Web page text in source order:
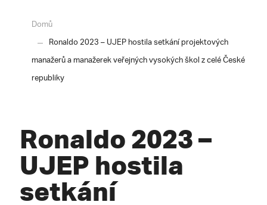
Domů
Ronaldo 2023 – UJEP hostila setkání projektových
manažerů a manažerek veřejných vysokých škol z celé České
republiky
Ronaldo 2023 –
UJEP hostila
setkání